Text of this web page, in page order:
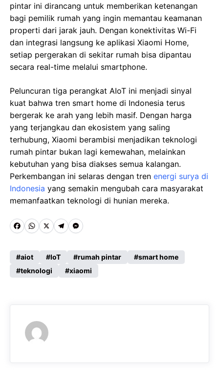
pintar ini dirancang untuk memberikan ketenangan
bagi pemilik rumah yang ingin memantau keamanan
properti dari jarak jauh. Dengan konektivitas Wi-Fi
dan integrasi langsung ke aplikasi Xiaomi Home,
setiap pergerakan di sekitar rumah bisa dipantau
secara real-time melalui smartphone.
Peluncuran tiga perangkat AIoT ini menjadi sinyal
kuat bahwa tren smart home di Indonesia terus
bergerak ke arah yang lebih masif. Dengan harga
yang terjangkau dan ekosistem yang saling
terhubung, Xiaomi berambisi menjadikan teknologi
rumah pintar bukan lagi kemewahan, melainkan
kebutuhan yang bisa diakses semua kalangan.
Perkembangan ini selaras dengan tren energi surya di
Indonesia yang semakin mengubah cara masyarakat
memanfaatkan teknologi di hunian mereka.
F
c
e
o
W
a
t
A
p
p
X T
l
e
r
M
s
s
n
aiot IoT rumah pintar
smart home
teknologi
xiaomi